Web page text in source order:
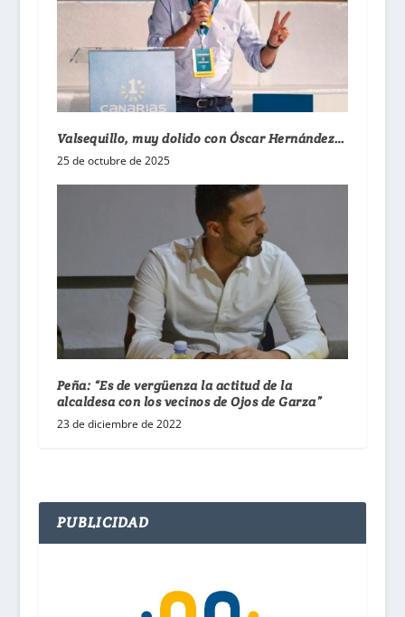
Valsequillo, muy dolido con Óscar Hernández…
25 de octubre de 2025
Peña: “Es de vergüenza la actitud de la
alcaldesa con los vecinos de Ojos de Garza”
23 de diciembre de 2022
PUBLICIDAD